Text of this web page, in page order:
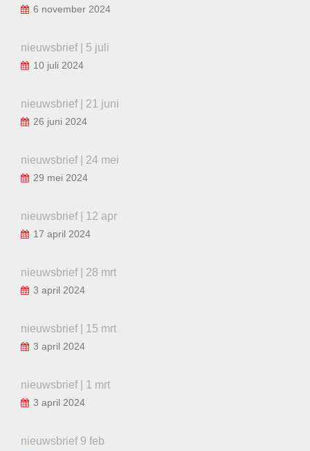
6 november 2024
nieuwsbrief | 5 juli
10 juli 2024
nieuwsbrief | 21 juni
26 juni 2024
nieuwsbrief | 24 mei
29 mei 2024
nieuwsbrief | 12 apr
17 april 2024
nieuwsbrief | 28 mrt
3 april 2024
nieuwsbrief | 15 mrt
3 april 2024
nieuwsbrief | 1 mrt
3 april 2024
nieuwsbrief 9 feb